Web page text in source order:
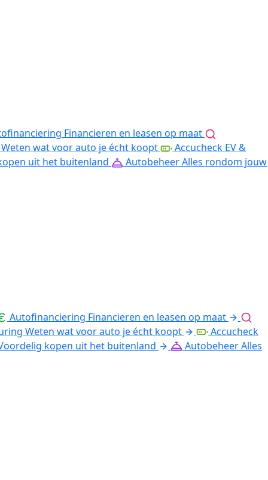
Financieren en leasen op maat
Weten wat voor auto je écht koopt
Accucheck EV &
uit het buitenland
AutobeheerAlles rondom jouw
Autofinanciering Financieren en leasen op maat
Weten wat voor auto je écht koopt
Accucheck
kopen uit het buitenland
AutobeheerAlles